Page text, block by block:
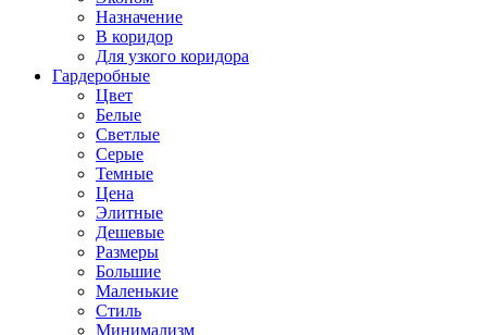
Назначение
В коридор
Для узкого коридора
Гардеробные
Цвет
Белые
Светлые
Серые
Темные
Цена
Элитные
Дешевые
Размеры
Большие
Маленькие
Стиль
Минимализм